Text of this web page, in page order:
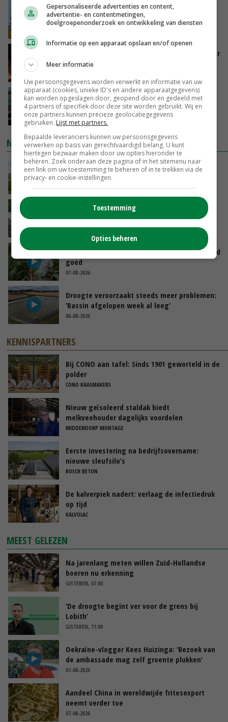
Internationale vraag naar geitenzuivel blijft
groot: Nederland in Europese top
Vlaamse varkensstapel krimpt, pluimveesector
groeit door schaalvergroting
‘Cijfer jezelf niet weg en doe vooral ook waar
je gelukkig van wordt’
GISTEREN, 13:31
NIEUWSTE VIDEO'S
POAH!: John Deere 7730
Oekraïne-vlogger Kees Huizinga: ‘Bezoek van
de ambassade mag zelf groente plukken’
07-08-2026
Limburgse mais van Frijns doet het verrassend
goed
07-08-2026
Droogte veroorzaakt steeds meer problemen:
‘Bassin afgelopen week al leeg’
06-08-2026
KENNISPARTNERS
Bij CONO aan tafel: Sinds 1901 geworteld in de
polder
CONO KAASMAKERS
Nieuw geïsoleerd staldak biedt
melkveehouder dagelijks voordelen
MIDDENDORP MONTAGE
Eerste investering na bedrijfsovername:
nieuwe sleufsilo’s
BOSCH BETON
De kalverpiek nadert: verlaag de infectiedruk
op tijd
KALVOLAC
MEEST GELEZEN
Na jarenlang meten willen Zuid-Hollandse
boeren nu erkenning
GISTEREN, 07:00
‘De droogte begint ver voor de grens bij
Lobith’
GISTEREN, 11:00
Oekraïne-vlogger Kees Huizinga: ‘Bezoek van
de ambassade mag zelf groente plukken’
07-08-2026
Aandeel China in wereldwijde fritesexport
neemt verder toe
07-08-2026
Gepersonaliseerde advertenties en content,
advertentie- en contentmetingen,
doelgroepenonderzoek en ontwikkeling van diensten
Informatie op een apparaat opslaan en/of openen
Meer informatie
Uw persoonsgegevens worden verwerkt en informatie van uw
apparaat (cookies, unieke ID's en andere apparaatgegevens)
kan worden opgeslagen door, geopend door en gedeeld met
4 partners of specifiek door deze site worden gebruikt. Wij en
onze partners kunnen precieze geolocatiegegevens
gebruiken. Lijst met partners.
Bepaalde leveranciers kunnen uw persoonsgegevens
verwerken op basis van gerechtvaardigd belang. U kunt
hiertegen bezwaar maken door uw opties hieronder te
beheren. Zoek onderaan deze pagina of in het sitemenu naar
een link om uw toestemming te beheren of in te trekken via de
privacy- en cookie-instellingen.
Toestemming
Opties beheren